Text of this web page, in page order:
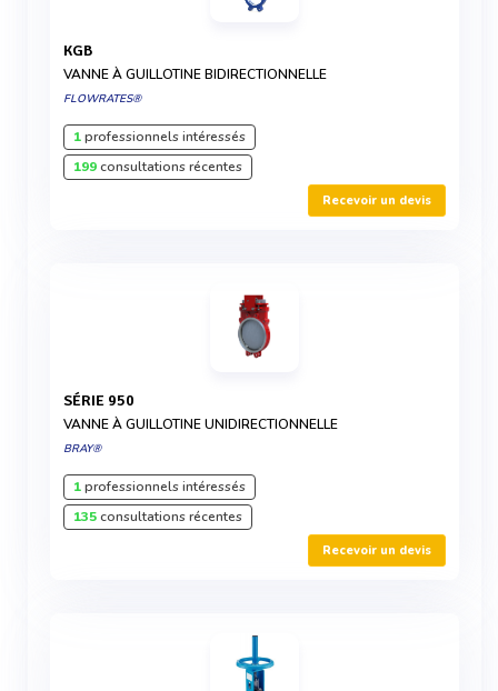
KGB
VANNE À GUILLOTINE BIDIRECTIONNELLE
FLOWRATES®
1professionnels intéressés
199consultations récentes
Recevoir un devis
SÉRIE 950
VANNE À GUILLOTINE UNIDIRECTIONNELLE
BRAY®
1professionnels intéressés
135consultations récentes
Recevoir un devis